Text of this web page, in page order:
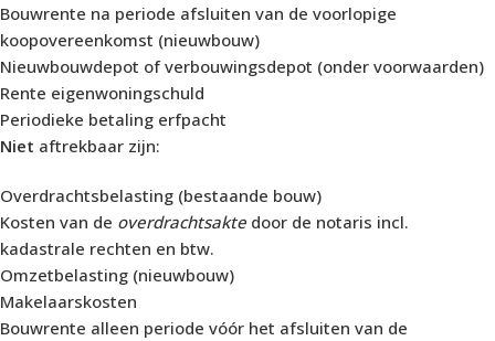
Bouwrente na periode afsluiten van de voorlopige
koopovereenkomst (nieuwbouw)
Nieuwbouwdepot of verbouwingsdepot (onder voorwaarden)
Rente eigenwoningschuld
Periodieke betaling erfpacht
Niet aftrekbaar zijn:
Overdrachtsbelasting (bestaande bouw)
Kosten van de overdrachtsakte door de notaris incl.
kadastrale rechten en btw.
Omzetbelasting (nieuwbouw)
Makelaarskosten
Bouwrente alleen periode vóór het afsluiten van de